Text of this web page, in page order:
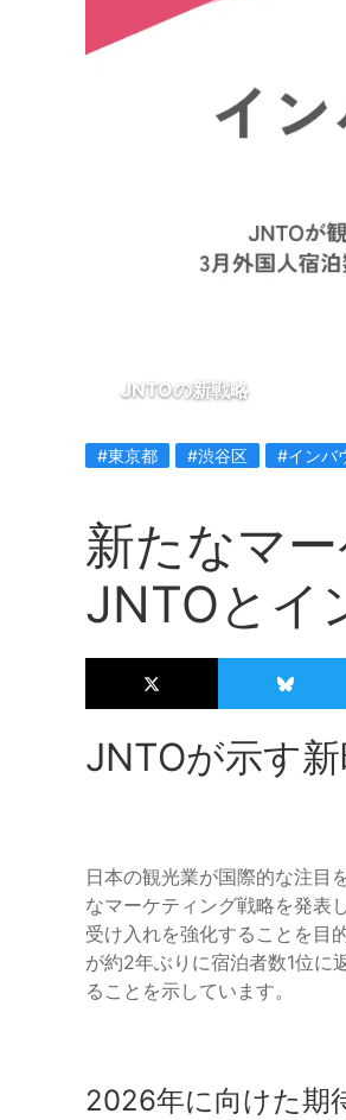
JNTOの新戦略
#東京都 #渋谷区 #インバ
新たなマ
JNTOとイ
JNTOが示す
日本の観光業が国際的な注目
なマーケティング戦略を発表
受け入れを強化することを目
が約2年ぶりに宿泊者数1位に
ることを示しています。
2026年に向けた期